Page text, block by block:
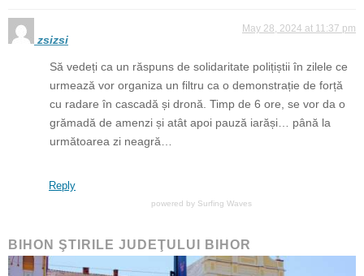
zsizsi
May 28, 2024 at 11:37 pm
Să vedeți ca un răspuns de solidaritate polițiștii în zilele ce
urmează vor organiza un filtru ca o demonstrație de forță
cu radare în cascadă și dronă. Timp de 6 ore, se vor da o
grămadă de amenzi și atât apoi pauză iarăși… până la
următoarea zi neagră…
Reply
powered by Surfing Waves
BIHON ŞTIRILE JUDEŢULUI BIHOR